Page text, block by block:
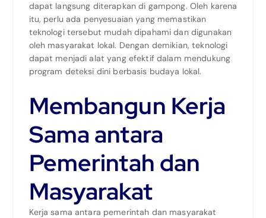
dapat langsung diterapkan di gampong. Oleh karena
itu, perlu ada penyesuaian yang memastikan
teknologi tersebut mudah dipahami dan digunakan
oleh masyarakat lokal. Dengan demikian, teknologi
dapat menjadi alat yang efektif dalam mendukung
program deteksi dini berbasis budaya lokal.
Membangun Kerja
Sama antara
Pemerintah dan
Masyarakat
Kerja sama antara pemerintah dan masyarakat